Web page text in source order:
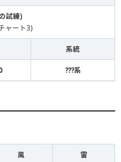
試練)
ャート3)
系統
???系
風 雷